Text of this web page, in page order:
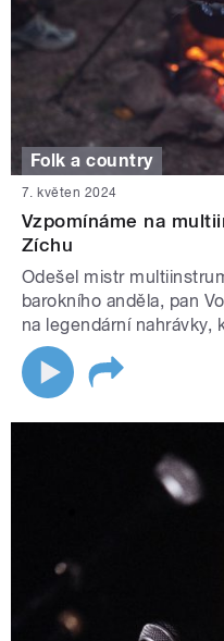
Folk a country
7. květen 2024
Vzpomínáme na
Zíchu
Odešel mistr
barokního anděla, pan
na legendární nahrávky,